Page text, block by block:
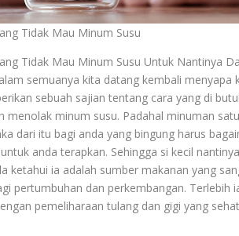
Tidak Mau Minum Susu
Tidak Mau Minum Susu Untuk Nantinya
semuanya kita datang kembali
sebuah sajian tentang cara yang di
menolak minum susu. Padahal minuman
dari itu bagi anda yang bingung harus
anda terapkan. Sehingga si kecil
ketahui ia adalah sumber makanan yang
pertumbuhan dan perkembangan. Terlebih
pemeliharaan tulang dan gigi yang